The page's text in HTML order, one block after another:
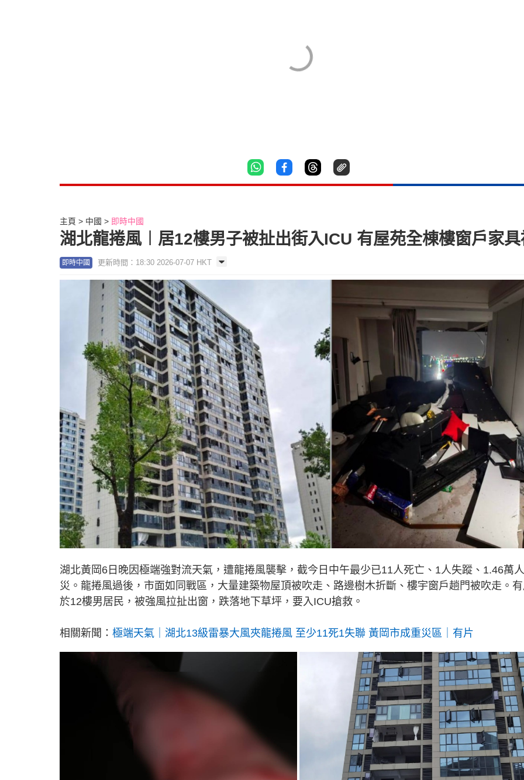
主頁 中國 即時中國
湖北龍捲風︱居12樓男子被扯出街入ICU 有屋苑全棟樓窗戶家
即時中國 更新時間：18:30 2026-07-07 HKT
湖北黃岡6日晚因極端強對流天氣，遭龍捲風襲擊，截今日中午最少已11人死亡、1人失蹤、1.46萬
災。龍捲風過後，市面如同戰區，大量建築物屋頂被吹走、路邊樹木折斷、樓宇窗戶趟門被吹走。
於12樓男居民，被強風拉扯出窗，跌落地下草坪，要入ICU搶救。
相關新聞： 極端天氣｜湖北13級雷暴大風夾龍捲風 至少11死1失聯 黃岡市成重災區｜有片